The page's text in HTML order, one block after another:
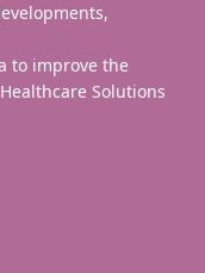
to improve the
Solutions